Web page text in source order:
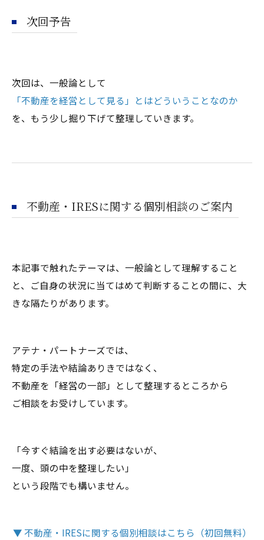
次回予告
次回は、一般論として
「不動産を経営として見る」とはどういうことなのか
を、もう少し掘り下げて整理していきます。
不動産・IRESに関する個別相談のご案内
本記事で触れたテーマは、一般論として理解すること
と、ご自身の状況に当てはめて判断することの間に、大
きな隔たりがあります。
アテナ・パートナーズでは、
特定の手法や結論ありきではなく、
不動産を「経営の一部」として整理するところから
ご相談をお受けしています。
「今すぐ結論を出す必要はないが、
一度、頭の中を整理したい」
という段階でも構いません。
▼ 不動産・IRESに関する個別相談はこちら（初回無料）